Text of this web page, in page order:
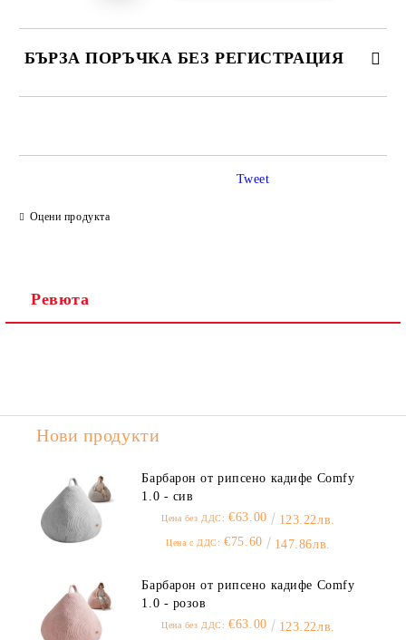
БЪРЗА ПОРЪЧКА БЕЗ РЕГИСТРАЦИЯ
Оцени продукта
Tweet
Ревюта
Нови продукти
Барбарон от рипсено кадифе Comfy
1.0 - сив
Цена без ДДС: €63.00 123.22лв.
Цена с ДДС: €75.60 147.86лв.
Барбарон от рипсено кадифе Comfy
1.0 - розов
Цена без ДДС: €63.00 123.22лв.